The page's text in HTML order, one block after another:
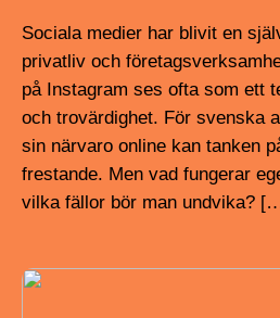
Sociala medier har blivit en
privatliv och
på Instagram ses ofta som ett
och trovärdighet. För svenska
sin närvaro online kan tanken
frestande. Men vad fungerar
vilka fällor bör man undvika?